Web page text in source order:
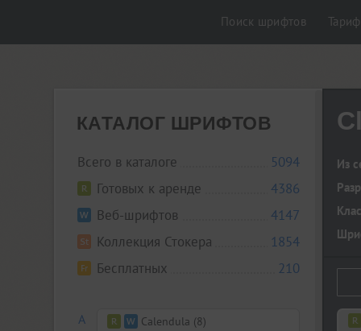
Поиск шрифтов
КАТАЛОГ ШРИФТОВ
Всего в каталоге
5094
Готовых к аренде
4386
Веб-шрифтов
4147
Коллекция Стокера
1854
Бесплатных
210
A
Calendula (8)
Из